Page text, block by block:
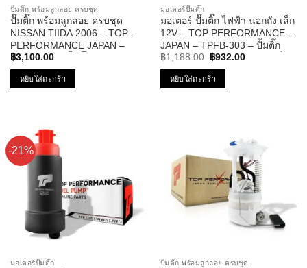
ปั๊มติ๊ก พร้อมลูกลอย ครบชุด
ปั๊มติ๊ก พร้อมลูกลอย ครบชุด
NISSAN TIIDA 2006 – TOP
PERFORMANCE JAPAN –
TPFN-964 – ปั้มติ๊ก นิสสัน ทีด้า
฿3,100.00
หยิบใส่ตะกร้า
มอเตอร์ปั๊มติ๊ก
มอเตอร์ ปั๊มติ๊ก ไฟฟ้า นอกถัง เล็ก
12V – TOP PERFORMANCE
JAPAN – TPFB-303 – ปั้มติ๊ก
BOSCH ดัดแปลงใส่รถได้ทุกยี่ห้อ
฿1,188.00
Original
was:
฿1,188.00.
฿932.00Current
หยิบใส่ตะกร้า
-21%
มอเตอร์ปั๊มติ๊ก ปั๊มติ๊ก พร้อมลูกลอย ครบชุด